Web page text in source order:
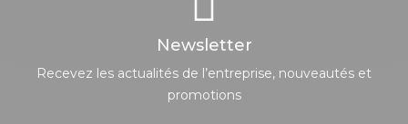
Newsletter
Recevez les actualités de l’entreprise, nouveautés et
promotions